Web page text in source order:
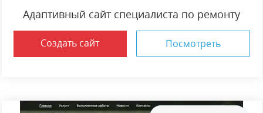
Адаптивный сайт специалиста по ремонту
Создать сайт Посмотреть